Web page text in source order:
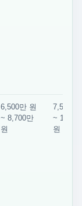
6,500만 원
~ 8,700만
원
7,500만
~
원